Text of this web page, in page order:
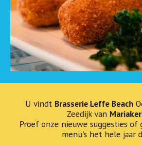
U vindt Brasserie Leffe Beach
Zeedijk van
Proef onze nieuwe suggesties of
menu's het hele jaar